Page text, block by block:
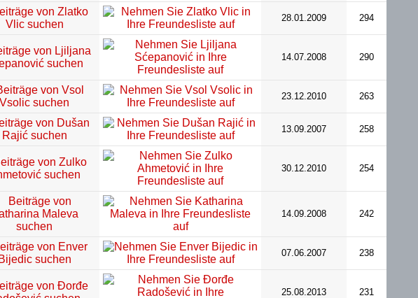
28.01.2009 294
14.07.2008 290
23.12.2010 263
13.09.2007 258
30.12.2010 254
14.09.2008 242
07.06.2007 238
25.08.2013 231